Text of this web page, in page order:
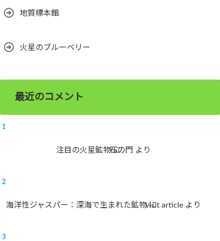
地質標本館
火星のブルーベリー
最近のコメント
注目の火星鉱物に
石の門 より
海洋性ジャスパー：深海で生まれた鉱物に
visit articleより